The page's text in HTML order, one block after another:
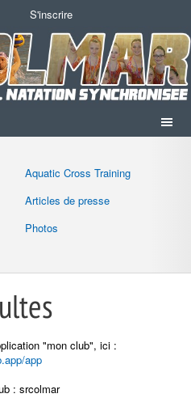
S'inscrire
Aquatic Cross Training
Articles de presse
Photos
"mon club", ici :
app
: srcolmar